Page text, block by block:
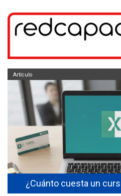
¿Cuánto cuesta un
Artículo